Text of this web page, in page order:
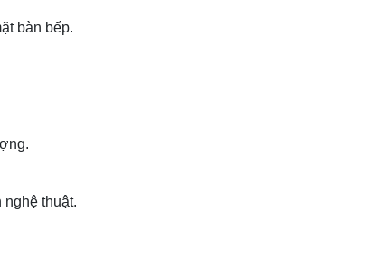
bàn bếp.
nghệ thuật.